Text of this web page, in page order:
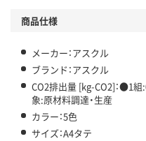
この商品の環境配慮ポイント
商品仕様
メーカー：アスクル
ブランド：アスクル
CO2排出量 [kg-CO2]：●1組
象:原材料調達・生産
カラー：5色
サイズ：A4タテ